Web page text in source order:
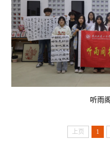
听雨
上页 1